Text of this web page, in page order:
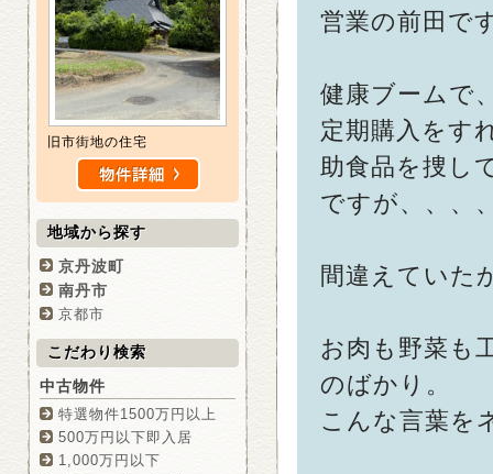
営業の前田で
健康ブームで
定期購入をす
助食品を捜し
ですが、、、
間違えていた
お肉も野菜も
のばかり。
こんな言葉を
旧市街地の住宅
地域から探す
京丹波町
南丹市
京都市
こだわり検索
中古物件
特選物件1500万円以上
500万円以下即入居
1,000万円以下